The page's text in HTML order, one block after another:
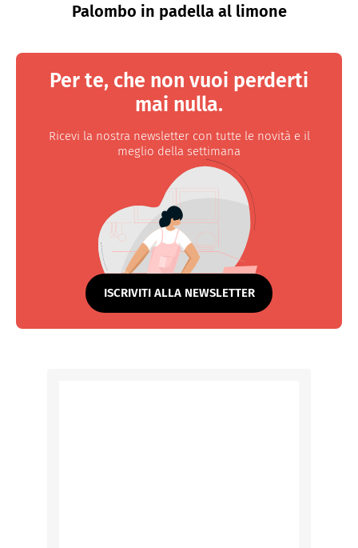
Palombo in padella al limone
Per te, che non vuoi perderti
mai nulla.
Ricevi la nostra newsletter con tutte le novità e il
meglio della settimana
ISCRIVITI ALLA NEWSLETTER